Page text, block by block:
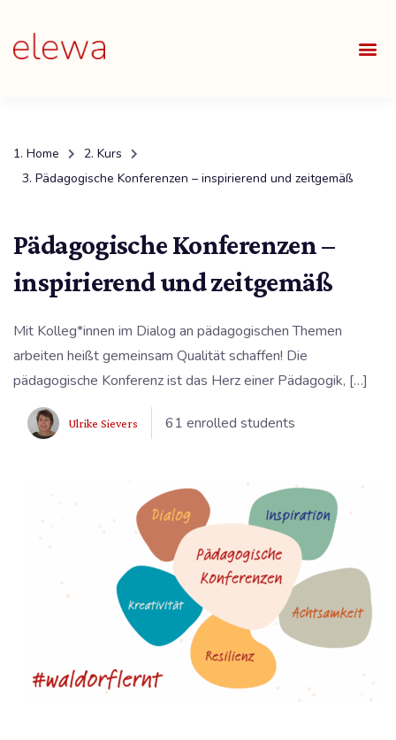
Home
Kurs
Pädagogische Konferenzen – inspirierend und zeitgemäß
Pädagogische Konferenzen –
inspirierend und zeitgemäß
Mit Kolleg*innen im Dialog an pädagogischen Themen
arbeiten heißt gemeinsam Qualität schaffen! Die
pädagogische Konferenz ist das Herz einer Pädagogik, […]
Ulrike Sievers 61 enrolled students